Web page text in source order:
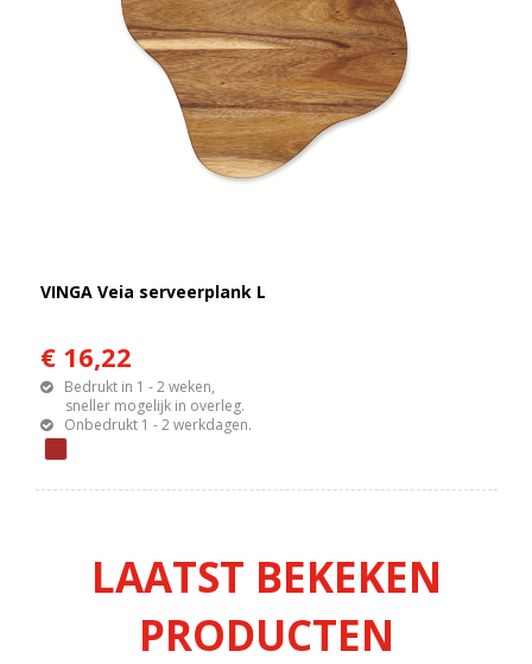
VINGA Veia serveerplank L
€ 16,22
Bedrukt in 1 - 2 weken,
sneller mogelijk in overleg.
Onbedrukt 1 - 2 werkdagen.
LAATST BEKEKEN
PRODUCTEN